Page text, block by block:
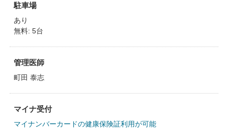
駐車場
あり
無料: 5台
管理医師
町田 泰志
マイナ受付
マイナンバーカードの健康保険証利用が可能